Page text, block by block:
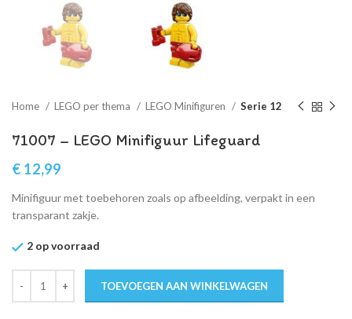
Home LEGO per thema LEGO Minifiguren Serie 12
71007 – LEGO Minifiguur Lifeguard
€ 12,99
Minifiguur met toebehoren zoals op afbeelding, verpakt in een
transparant zakje.
2 op voorraad
TOEVOEGEN AAN WINKELWAGEN